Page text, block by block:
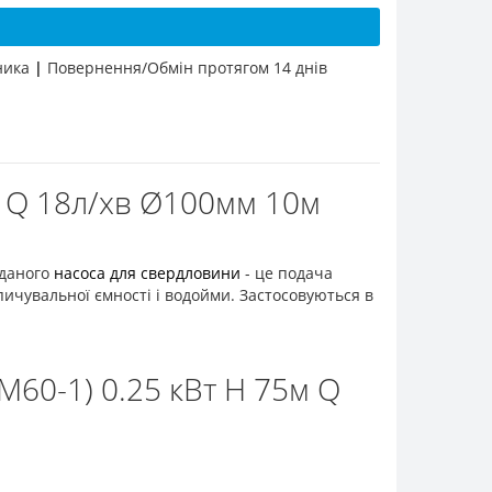
| Повернення/Обмін протягом 14 днів
Q 18л/хв Ø100мм 10м
насоса для свердловини - це подача
ємності і водойми. Застосовуються в
1) 0.25 кВт H 75м Q